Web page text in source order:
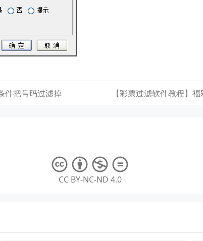
件把号码过滤掉 【彩票过滤软件教程】
CC BY-NC-ND 4.0